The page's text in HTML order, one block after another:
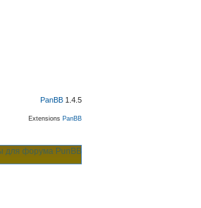
PanBB 1.4.5
Extensions PanBB